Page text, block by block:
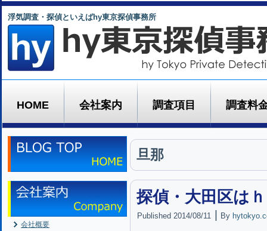
浮気調査・探偵といえばhy東京探偵事務所
HOME 会社案内 調査項目 調査料
会社概要
旦那
探偵・大田区は
Published 2014/08/11 By